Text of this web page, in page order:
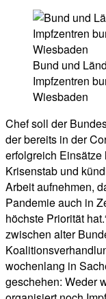
Bund und
Impfzentren
Wiesbaden
Chef soll der
der bereits in der
erfolgreich
Krisenstab und
Arbeit aufnehmen,
Pandemie auch in
höchste Priorität
zwischen alter
wochenlang in
geschehen: Weder